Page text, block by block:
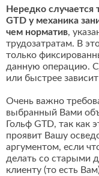
Нередко случается
GTD у механика
чем норматив,
трудозатратам. В
только
данную операцию.
или быстрее
Очень важно
выбранный Вами
Гольф GTD, так как
проявит Вашу
аргументом, если
делать со старыми
клиенту (то есть